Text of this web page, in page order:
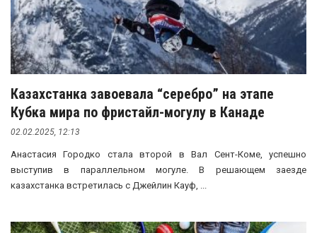
Казахстанка завоевала “серебро” на этапе
Кубка мира по фристайл-могулу в Канаде
02.02.2025, 12:13
Анастасия Городко стала второй в Вал Сент-Коме, успешно
выступив в параллельном могуле. В решающем заезде
казахстанка встретилась с Джейлин Кауф, ...